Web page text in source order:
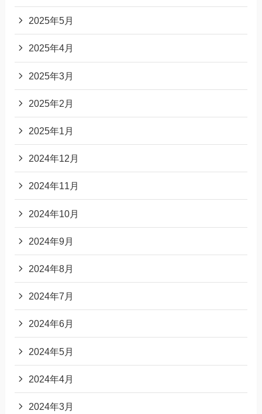
2025年5月
2025年4月
2025年3月
2025年2月
2025年1月
2024年12月
2024年11月
2024年10月
2024年9月
2024年8月
2024年7月
2024年6月
2024年5月
2024年4月
2024年3月